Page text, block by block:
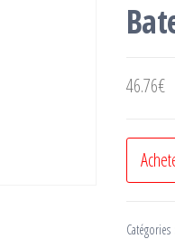
46.76€
Catégories :